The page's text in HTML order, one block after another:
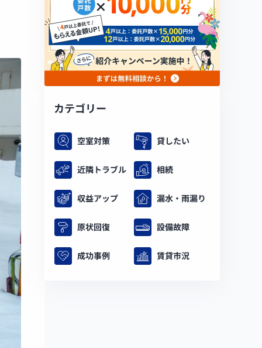
カテゴリー
空室対策 貸したい
近隣トラブル 相続
収益アップ 漏水・雨漏り
原状回復 設備故障
成功事例 賃貸市況